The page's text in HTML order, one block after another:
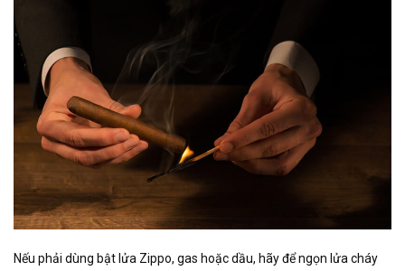
Nếu phải dùng bật lửa Zippo, gas hoặc dầu, hãy để ngọn lửa cháy